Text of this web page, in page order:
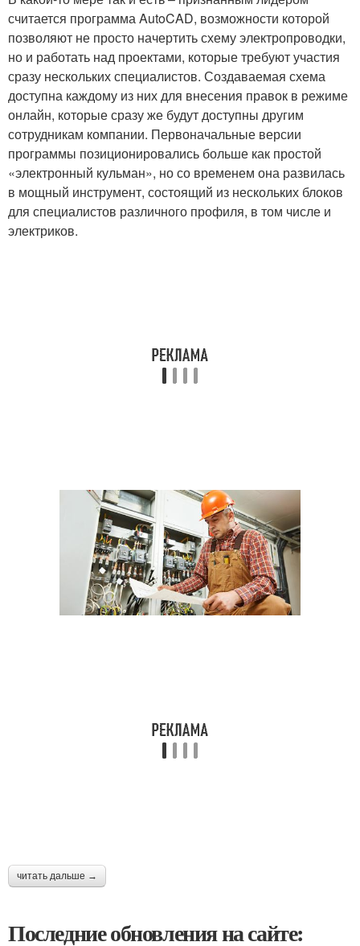
считается программа AutoCAD, возможности которой
позволяют не просто начертить схему электропроводки,
но и работать над проектами, которые требуют участия
сразу нескольких специалистов. Создаваемая схема
доступна каждому из них для внесения правок в режиме
онлайн, которые сразу же будут доступны другим
сотрудникам компании. Первоначальные версии
программы позиционировались больше как простой
«электронный кульман», но со временем она развилась
в мощный инструмент, состоящий из нескольких блоков
для специалистов различного профиля, в том числе и
электриков.
читать дальше →
Последние обновления на сайте: